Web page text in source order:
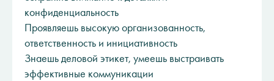
конфиденциальность
Проявляешь высокую организованность,
ответственность и инициативность
Знаешь деловой этикет, умеешь выстраивать
эффективные коммуникации